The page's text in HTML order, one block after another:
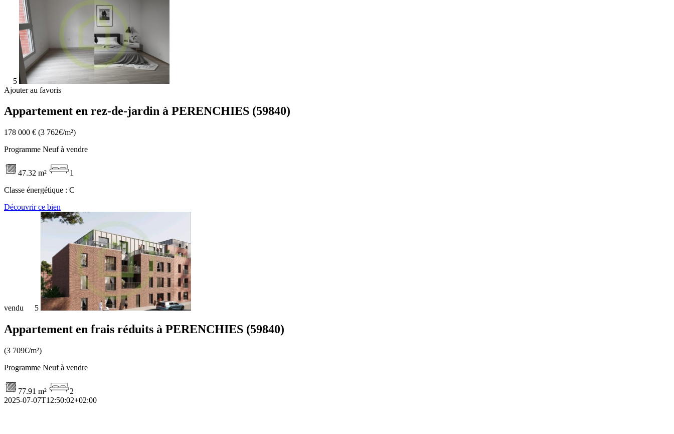
5
Ajouter au favoris
Appartement en rez-de-jardin à PERENCHIES (59840)
178 000 € (3 762€/m²)
Programme Neuf à vendre
47.32 m²
1
Classe énergétique : C
Découvrir ce bien
vendu 5
Appartement en frais réduits à PERENCHIES (59840)
(3 709€/m²)
Programme Neuf à vendre
77.91 m²
2
2025-07-07T12:50:02+02:00